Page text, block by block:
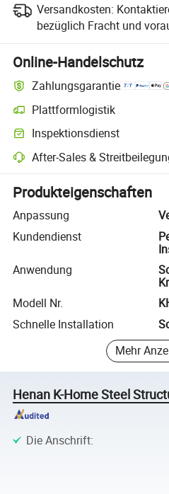
Versandkosten:
bezüglich Fracht und
Online-Handelschutz
Zahlungsgarantie
Plattformlogistik
Klarere Sendungsverfolgung mit
Inspektionsdienst
Optionale Vorabinspektion zur
After-Sales &
Plattformgestützte
Produkteigenschaften
Anpassung
Kundendienst
Anwendung
Modell Nr.
Schnelle Installation
Mehr
Henan K-Home Steel
Die Anschrift: